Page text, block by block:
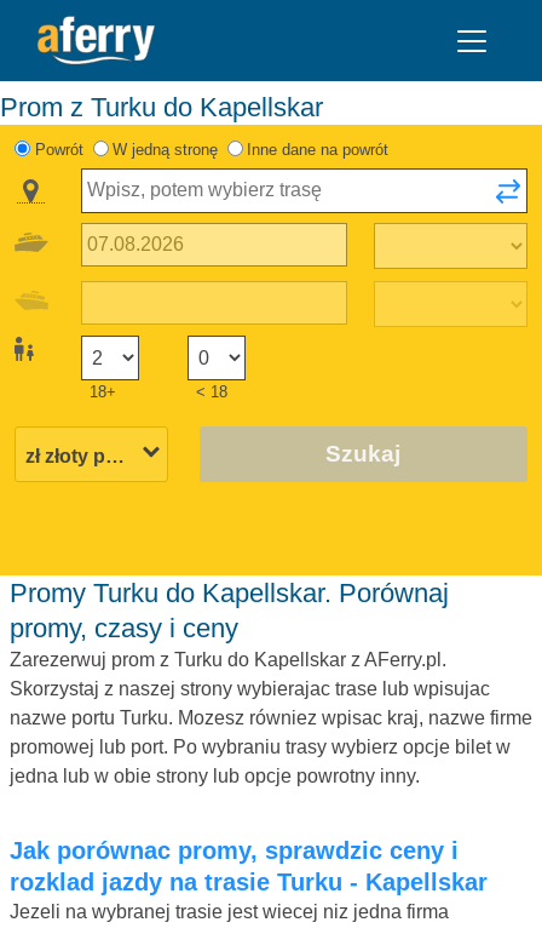
Prom z Turku do Kapellskar
Powrót W jedną stronę Inne dane na powrót
18+ < 18
Szukaj
Promy Turku do Kapellskar. Porównaj
promy, czasy i ceny
Zarezerwuj prom z Turku do Kapellskar z AFerry.pl.
Skorzystaj z naszej strony wybierajac trase lub wpisujac
nazwe portu Turku. Mozesz równiez wpisac kraj, nazwe firme
promowej lub port. Po wybraniu trasy wybierz opcje bilet w
jedna lub w obie strony lub opcje powrotny inny.
Jak porównac promy, sprawdzic ceny i
rozklad jazdy na trasie Turku - Kapellskar
Jezeli na wybranej trasie jest wiecej niz jedna firma